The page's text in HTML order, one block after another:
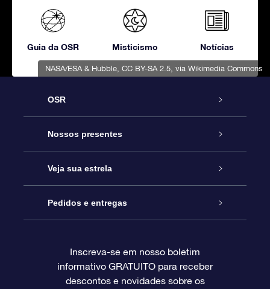
NASA/ESA & Hubble, CC BY-SA 2.5, via Wikimedia Commons
Guia da OSR Misticismo Notícias
OSR
Serviço
Entre em contato conosco
Blog
Avaliações
Nossos presentes
Presente estrelar on-line
Pacote de presente da OSR
O cartão de presente da OSR
Veja sua estrela
Star Register
Página estelar personalizada
Pedidos e entregas
Informações de pagamento
Inscreva-se em nosso boletim
informativo GRATUITO para receber
descontos e novidades sobre os